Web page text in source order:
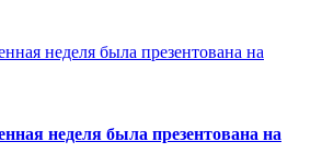
неделя была презентована на